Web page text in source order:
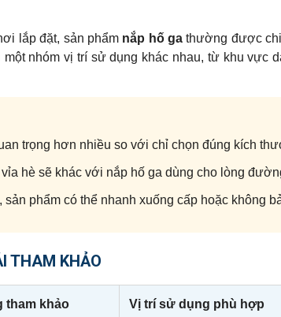
lắp đặt, sản phẩm nắp hố gathường được
nhóm vị trí sử dụng khác nhau, từ khu vực
trọng hơn nhiều so với chỉ chọn đúng kích
hè sẽ khác với nắp hố ga dùng cho lòng
sản phẩm có thể nhanh xuống cấp hoặc không
THAM KHẢO
tham khảo Vị trí sử dụng phù hợp